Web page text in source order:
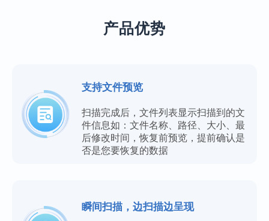
产品优势
支持文件预览
扫描完成后，文件列表显示扫描到的文
件信息如：文件名称、路径、大小、最
后修改时间，恢复前预览，提前确认是
否是您要恢复的数据
瞬间扫描，边扫描边呈现